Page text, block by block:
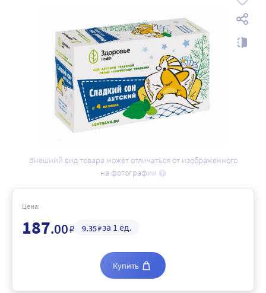
Внешний вид товара может отличаться от изображённого
на фотографии
Цена:
187.00₽ 9.35₽за 1 ед.
Купить